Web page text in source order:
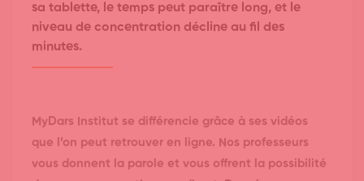
sa tablette, le temps peut paraître long, et le
niveau de concentration décline au fil des
minutes.
MyDars Institut se différencie grâce à ses vidéos
que l’on peut retrouver en ligne. Nos professeurs
vous donnent la parole et vous offrent la possibilité